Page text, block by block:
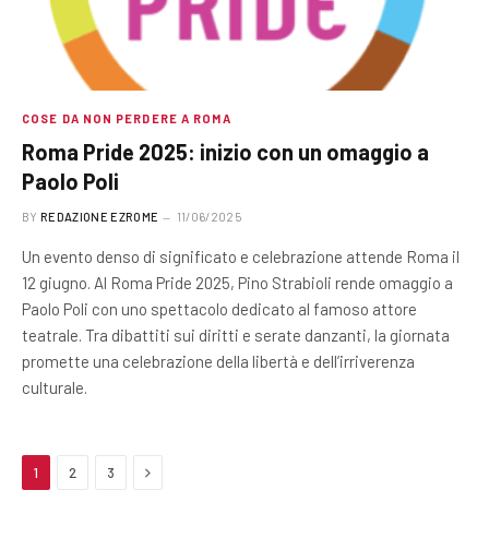
COSE DA NON PERDERE A ROMA
Roma Pride 2025: inizio con un omaggio a
Paolo Poli
BY REDAZIONE EZROME 11/06/2025
Un evento denso di significato e celebrazione attende Roma il
12 giugno. Al Roma Pride 2025, Pino Strabioli rende omaggio a
Paolo Poli con uno spettacolo dedicato al famoso attore
teatrale. Tra dibattiti sui diritti e serate danzanti, la giornata
promette una celebrazione della libertà e dell’irriverenza
culturale.
1 2 3 Next